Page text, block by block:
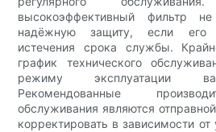
высокоэффективный фильтр
надёжную защиту, если его
истечения срока службы.
график технического
режиму эксплуатации
Рекомендованные
обслуживания являются
корректировать в зависимости от